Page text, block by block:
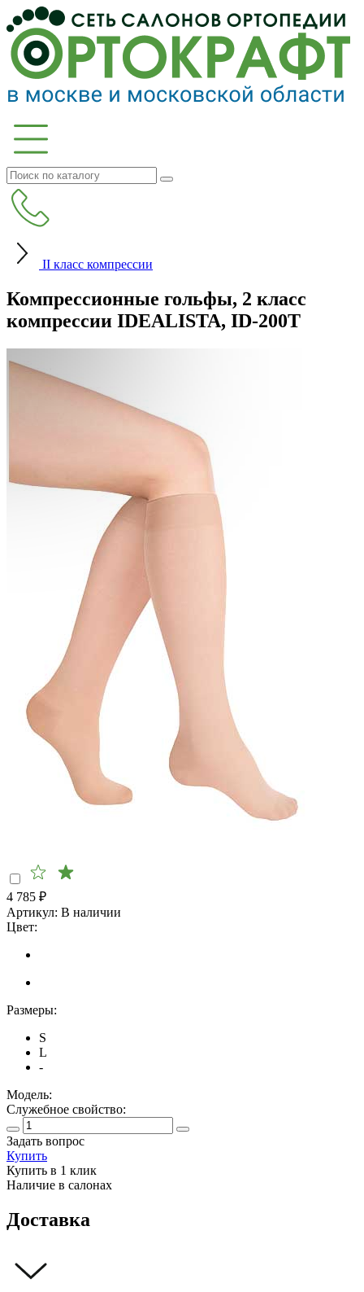
II класс компрессии
Компрессионные гольфы, 2 класс
компрессии IDEALISTA, ID-200T
4 785 ₽
Артикул: В наличии
Цвет:
Размеры:
S
L
-
Модель:
Служебное свойство:
Задать вопрос
Купить
Купить в 1 клик
Наличие в салонах
Доставка